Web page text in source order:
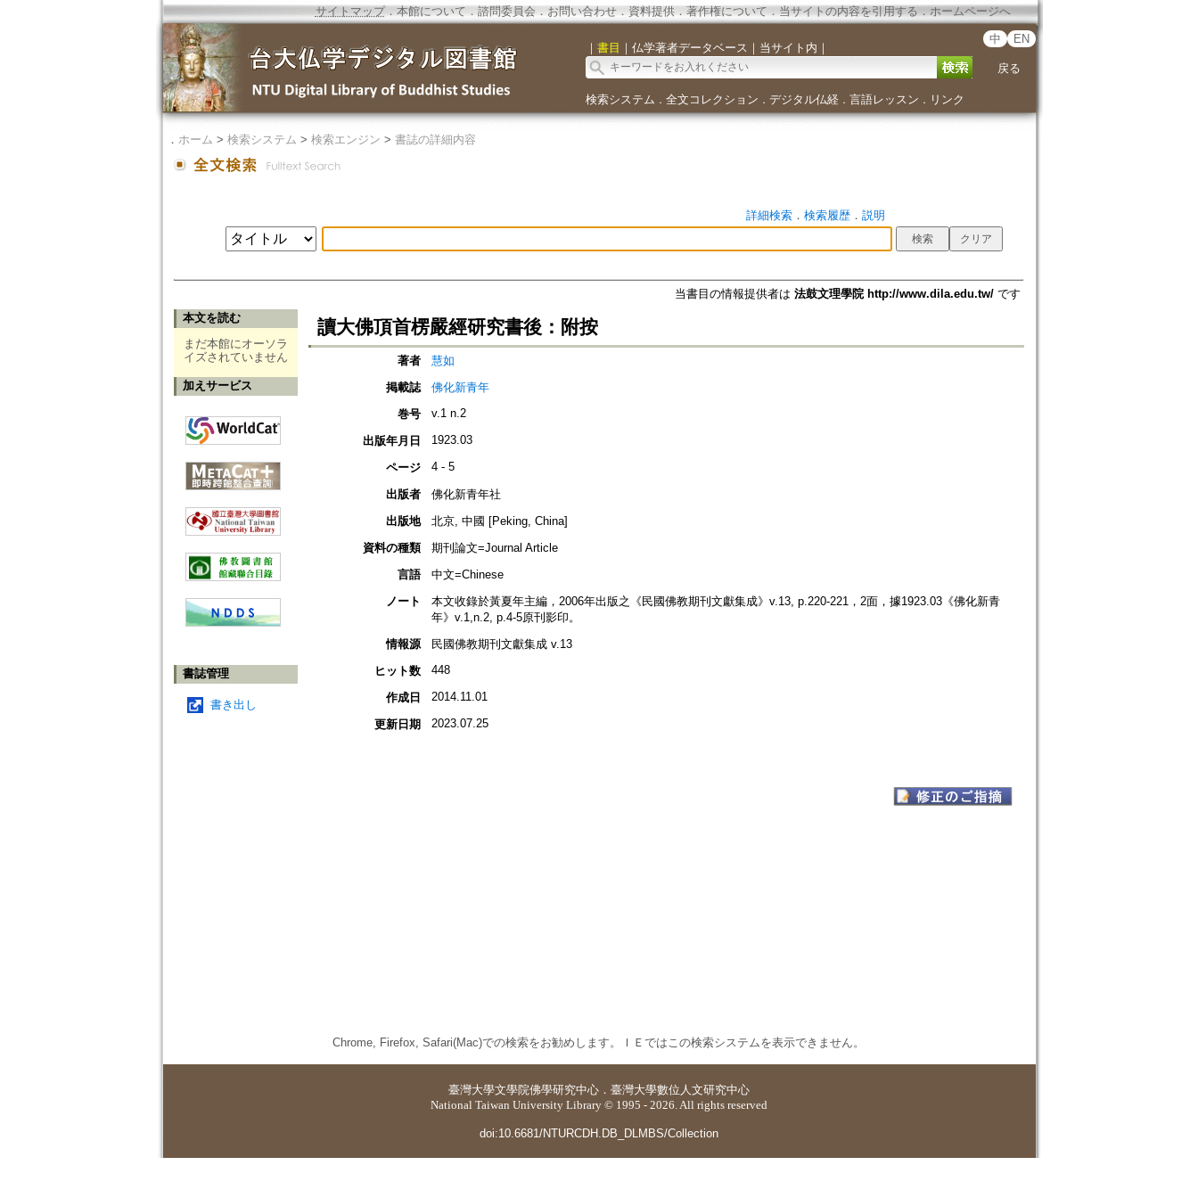
サイトマップ．本館について ． 諮問委員会． お問い合わせ． 資料提供． 著作権について．当サイトの内容を引用する ． ホームページへ
｜ 書目 ｜ 仏学著者データベース ｜ 当サイト内 ｜
中 EN
戻る
検索システム ． 全文コレクション ． デジタル仏経． 言語レッスン ． リンク
． ホーム > 検索システム > 検索エンジン > 書誌の詳細内容
詳細検索． 検索履歴． 説明
当書目の情報提供者は 法鼓文理學院 http://www.dila.edu.tw/です
本文を読む
まだ本館にオーソラ
イズされていません
加えサービス
書誌管理
書き出し
讀大佛頂首楞嚴經研究書後：附按
著者
慧如
掲載誌
佛化新青年
巻号
v.1 n.2
出版年月日 1923.03
ページ 4 - 5
出版者
佛化新青年社
出版地
北京, 中國 [Peking, China]
資料の種類
期刊論文=Journal Article
言語
中文=Chinese
ノート
本文收錄於黃夏年主編，2006年出版之《民國佛教期刊文獻集成》v.13, p.220-221，2面，據1923.03《佛化新青
年》v.1,n.2, p.4-5原刊影印。
情報源
民國佛教期刊文獻集成 v.13
ヒット数
448
作成日 2014.11.01
更新日期 2023.07.25
Chrome, Firefox, Safari(Mac)での検索をお勧めします。ＩＥではこの検索システムを表示できません。
臺灣大學文學院佛學研究中心 ． 臺灣大學數位人文研究中心
National Taiwan University Library © 1995 - 2026. All rights reserved
doi:10.6681/NTURCDH.DB_DLMBS/Collection